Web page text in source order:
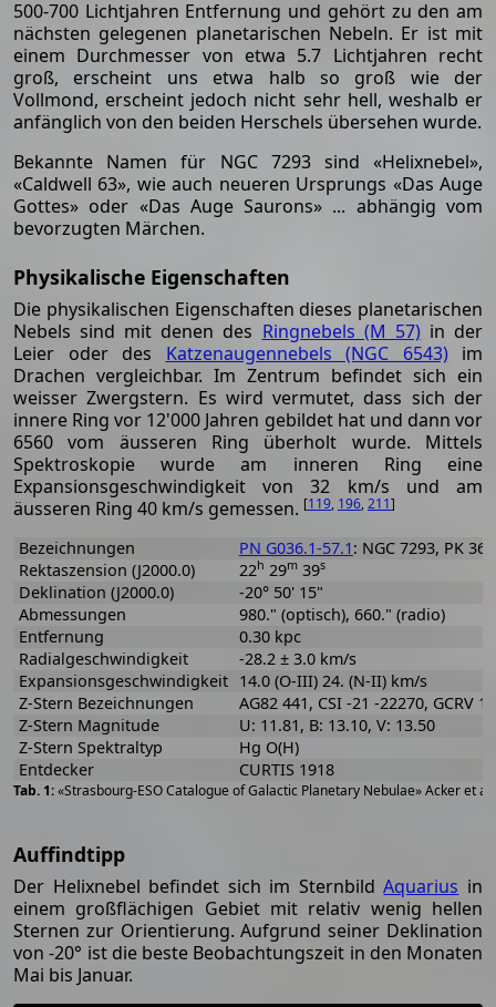
500-700 Lichtjahren Entfernung und gehört zu den am
nächsten gelegenen planetarischen Nebeln. Er ist mit
einem Durchmesser von etwa 5.7 Lichtjahren recht
groß, erscheint uns etwa halb so groß wie der
Vollmond, erscheint jedoch nicht sehr hell, weshalb er
anfänglich von den beiden Herschels übersehen wurde.
Bekannte Namen für NGC 7293 sind «Helixnebel»,
«Caldwell 63», wie auch neueren Ursprungs «Das Auge
Gottes» oder «Das Auge Saurons» ... abhängig vom
bevorzugten Märchen.
Physikalische Eigenschaften
Die physikalischen Eigenschaften dieses planetarischen
Nebels sind mit denen des Ringnebels (M 57) in der
Leier oder des Katzenaugennebels (NGC 6543) im
Drachen vergleichbar. Im Zentrum befindet sich ein
weisser Zwergstern. Es wird vermutet, dass sich der
innere Ring vor 12'000 Jahren gebildet hat und dann vor
6560 vom äusseren Ring überholt wurde. Mittels
Spektroskopie wurde am inneren Ring eine
Expansionsgeschwindigkeit von 32 km/s und am
äusseren Ring 40 km/s gemessen. [119, 196,211]
«Strasbourg-ESO Catalogue of Galactic Planetary Nebulae» Acker et
Bezeichnungen PN G036.1-57.1 : NGC 7293, PK
Rektaszension (J2000.0)
22h 29m39s
Deklination (J2000.0)
-20° 50' 15"
Abmessungen
980." (optisch), 660." (radio)
Entfernung
0.30 kpc
Radialgeschwindigkeit
-28.2 ± 3.0 km/s
Expansionsgeschwindigkeit 14.0 (O-III) 24. (N-II) km/s
Z-Stern Bezeichnungen
AG82 441, CSI -21 -22270, GCRV
Z-Stern Magnitude
U: 11.81, B: 13.10, V: 13.50
Z-Stern Spektraltyp
Hg O(H)
Entdecker
CURTIS 1918
Auffindtipp
Der Helixnebel befindet sich im SternbildAquarius in
einem großflächigen Gebiet mit relativ wenig hellen
Sternen zur Orientierung. Aufgrund seiner Deklination
von -20° ist die beste Beobachtungszeit in den Monaten
Mai bis Januar.